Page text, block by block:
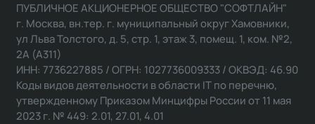
ПУБЛИЧНОЕ АКЦИОНЕРНОЕ ОБЩЕСТВО "СОФТЛАЙН"
г. Москва, вн.тер. г. муниципальный округ Хамовники,
ул Льва Толстого, д. 5, стр. 1, этаж 3, помещ. 1, ком. №2,
2А (А311)
ИНН: 7736227885 / ОГРН: 1027736009333 / ОКВЭД: 46.90
Коды видов деятельности в области IT по перечню,
утвержденному Приказом Минцифры России от 11 мая
2023 г. № 449: 2.01, 27.01, 4.01